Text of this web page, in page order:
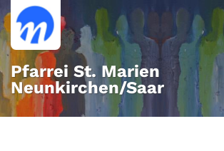
Zum Inhalt springen
Pfarrei St. Marien
Neunkirchen/Saar